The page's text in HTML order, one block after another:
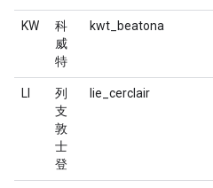
KW
科
威
特
kwt_beatona
LI
列
支
敦
士
登
lie_cerclair